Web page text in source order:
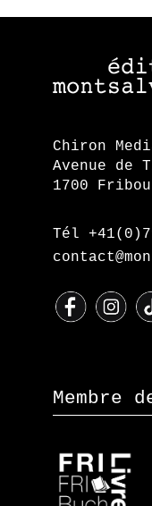
Chiron
Avenue de
1700
Tél
Membre